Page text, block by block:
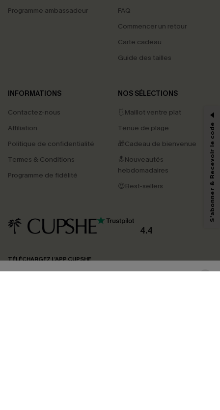
Programme ambassadeur
FAQ
Commencer un retour
Carte cadeau
Guide des tailles
INFORMATIONS
Contactez-nous
Affiliation
Politique de confidentialité
Termes & Conditions
Programme de fidélité
NOS SÉLECTIONS
🩱Maillot ventre plat
Tenue de plage
🎁Cadeau de bienvenue
🔝Nouveautés
hebdomadaires
😍Best-sellers
4.4
TÉLÉCHARGEZ L’APP CUPSHE
PROFITEZ DE -15%
-15% dès 2 Achetés par E-mail
*Un code par commande, valable une seule fois.
En soumettant votre adresse e-mail, vous acceptez de recevoir des e-mails
marketing (y compris du contenu généré par l'IA) de Cupshe et
reconnaissez avoir pris connaissance de nos
pouvons utiliser les données collectées sur notre site ainsi que des
produits susceptibles de vous intéresser, conformément à notre
Politique de
confidentialité
. Vous pouvez vous désabonner à tout moment.
S'abonner & Recevoir le code